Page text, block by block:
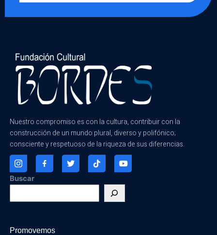
Nuestro compromiso es con la cultura, contribuir con la
construcción de un mundo plural, diverso y polifónico;
consciente y respetuoso de la riqueza de sus diferencias.
Buscar
Promovemos